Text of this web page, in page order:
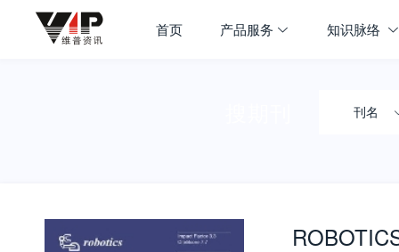
首页 产品服务 知识脉络
刊名